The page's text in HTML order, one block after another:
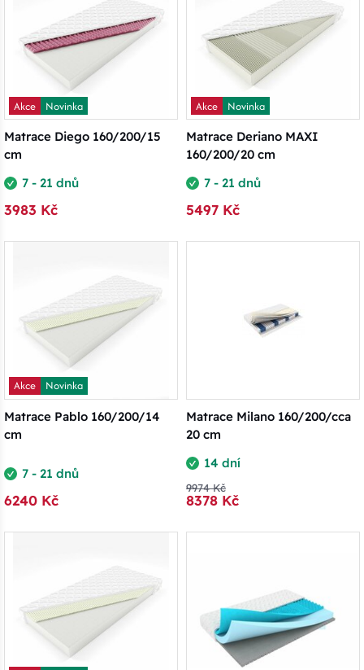
Akce
Novinka
Matrace Diego 160/200/15
cm
7 - 21 dnů
3983 Kč
Akce
Novinka
Matrace Deriano MAXI
160/200/20 cm
7 - 21 dnů
5497 Kč
Akce
Novinka
Matrace Pablo 160/200/14
cm
7 - 21 dnů
6240 Kč
Matrace Milano 160/200/cca
20 cm
14 dní
9974 Kč
8378 Kč